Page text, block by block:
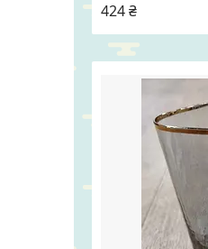
424 ₴